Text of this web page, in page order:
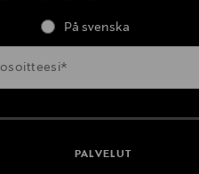
På svenska
PALVELUT